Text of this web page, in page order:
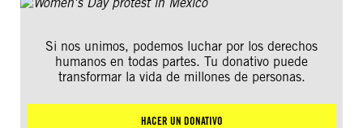
Si nos unimos, podemos luchar por los derechos
humanos en todas partes. Tu donativo puede
transformar la vida de millones de personas.
HACER UN DONATIVO